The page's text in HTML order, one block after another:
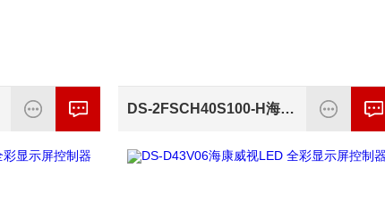
DS-2FSCH40S100-H海康三元锂加热版太阳能供电系统配件